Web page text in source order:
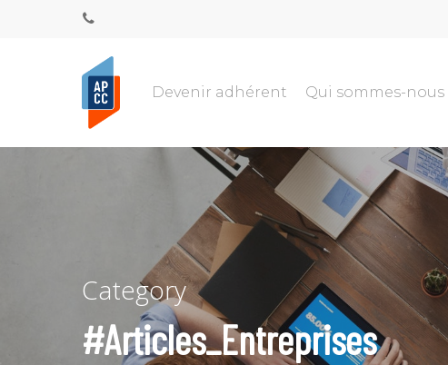
Devenir adhérent Qui sommes-nous
Category
#Articles_Entreprises